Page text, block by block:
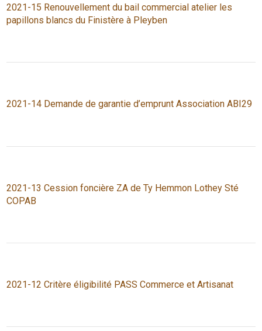
2021-15 Renouvellement du bail commercial atelier les
papillons blancs du Finistère à Pleyben
2021-14 Demande de garantie d’emprunt Association ABI29
2021-13 Cession foncière ZA de Ty Hemmon Lothey Sté
COPAB
2021-12 Critère éligibilité PASS Commerce et Artisanat